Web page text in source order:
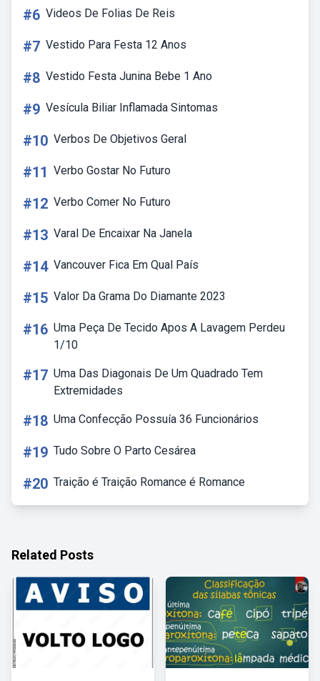
#6 Videos De Folias De Reis
#7 Vestido Para Festa 12 Anos
#8 Vestido Festa Junina Bebe 1 Ano
#9 Vesícula Biliar Inflamada Sintomas
#10 Verbos De Objetivos Geral
#11 Verbo Gostar No Futuro
#12 Verbo Comer No Futuro
#13 Varal De Encaixar Na Janela
#14 Vancouver Fica Em Qual País
#15 Valor Da Grama Do Diamante 2023
#16 Uma Peça De Tecido Apos A Lavagem Perdeu
1/10
#17 Uma Das Diagonais De Um Quadrado Tem
Extremidades
#18 Uma Confecção Possuía 36 Funcionários
#19 Tudo Sobre O Parto Cesárea
#20 Traição é Traição Romance é Romance
Related Posts